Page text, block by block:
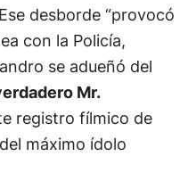
desborde “provocó
con la Policía,
se adueñó del
Mr.
registro fílmico de
máximo ídolo